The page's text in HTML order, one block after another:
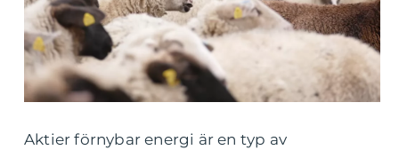
Aktier förnybar energi är en typ av